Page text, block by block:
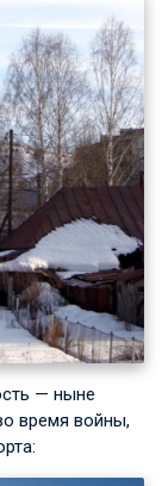
— ныне
время войны,